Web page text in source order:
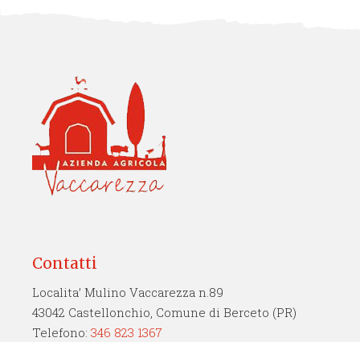
Contatti
Localita’ Mulino Vaccarezza n.89
43042 Castellonchio, Comune di Berceto (PR)
Telefono: 346 823 1367